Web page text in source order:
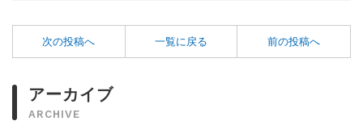
次の投稿へ 一覧に戻る 前の投稿へ
アーカイブ
ARCHIVE